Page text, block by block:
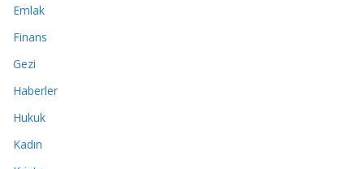
Emlak
Finans
Gezi
Haberler
Hukuk
Kadın